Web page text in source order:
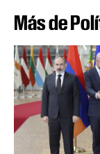
Más de